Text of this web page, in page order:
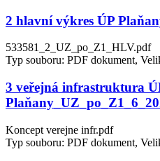
2 hlavní výkres ÚP
533581_2_UZ_po_Z1_HLV.pdf
Typ souboru: PDF dokument,
3 veřejná infrastruktura
Koncept verejne infr.pdf
Typ souboru: PDF dokument,